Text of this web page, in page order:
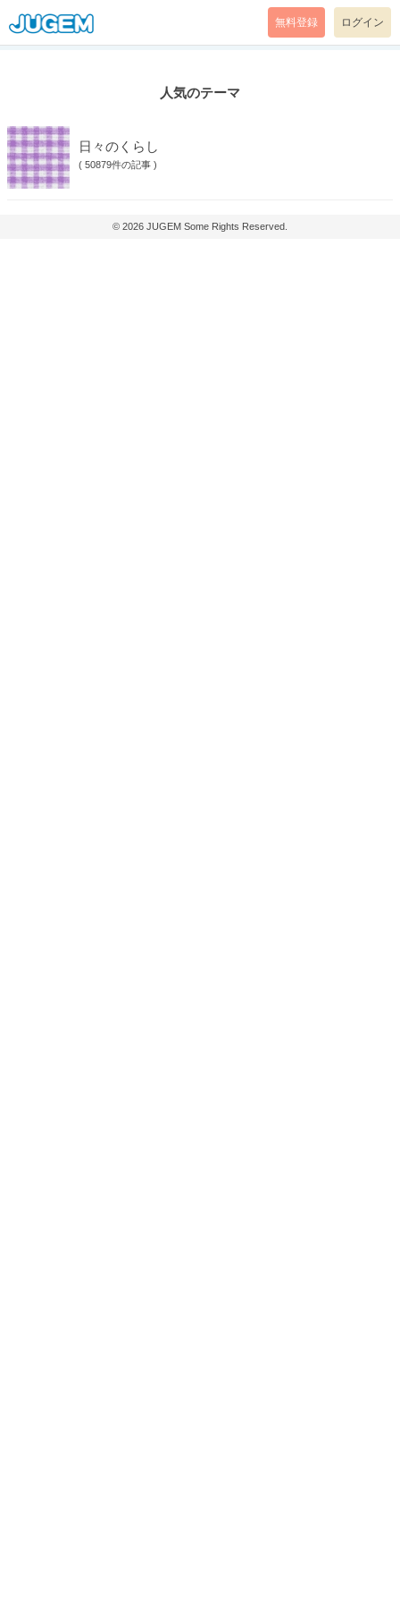
無料登録 ログイン
人気のテーマ
日々のくらし
( 50879件の記事 )
© 2026 JUGEM Some Rights Reserved.